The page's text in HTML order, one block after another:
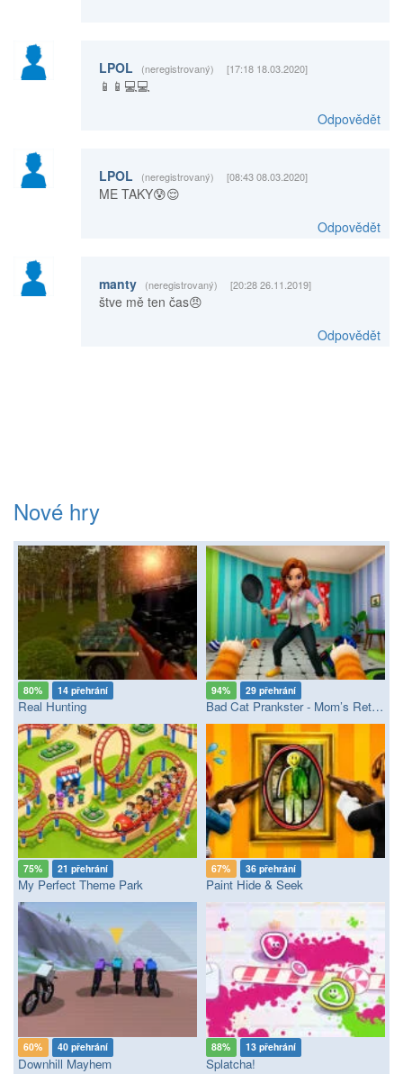
LPOL (neregistrovaný) [17:18 18.03.2020]
📱📱💻💻
Odpovědět
LPOL (neregistrovaný) [08:43 08.03.2020]
ME TAKY😰😌
Odpovědět
manty (neregistrovaný) [20:28 26.11.2019]
štve mě ten čas😠
Odpovědět
Nové hry
80% 14 přehrání
Real Hunting
94% 29 přehrání
Bad Cat Prankster - Mom’s Return
75% 21 přehrání
My Perfect Theme Park
67% 36 přehrání
Paint Hide & Seek
60% 40 přehrání
Downhill Mayhem
88% 13 přehrání
Splatcha!